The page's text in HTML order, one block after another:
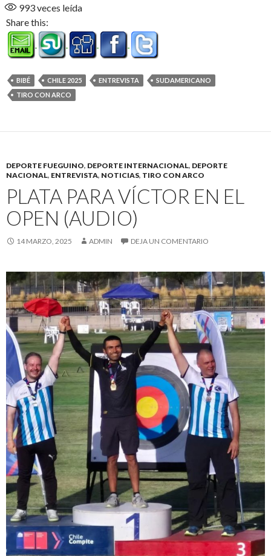
993veces leída
Share this:
BIBÉ CHILE 2025 ENTREVISTA
SUDAMERICANO
TIRO CON ARCO
DEPORTE FUEGUINO, DEPORTE INTERNACIONAL, DEPORTE
NACIONAL, ENTREVISTA, NOTICIAS, TIRO CON ARCO
PLATA PARA VÍCTOR EN EL
OPEN (AUDIO)
14 MARZO, 2025 ADMIN DEJA UN COMENTARIO